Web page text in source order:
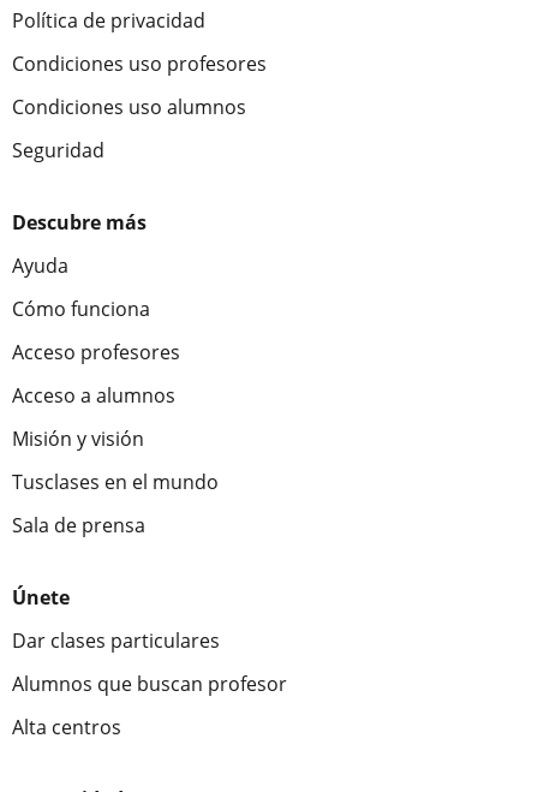
Política de privacidad
Condiciones uso profesores
Condiciones uso alumnos
Seguridad
Descubre más
Ayuda
Cómo funciona
Acceso profesores
Acceso a alumnos
Misión y visión
Tusclases en el mundo
Sala de prensa
Únete
Dar clases particulares
Alumnos que buscan profesor
Alta centros